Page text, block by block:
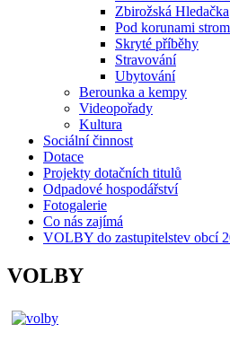
Zbirožská Hledačka
Pod korunami
Skryté příběhy
Stravování
Ubytování
Berounka a kempy
Videopořady
Kultura
Sociální činnost
Dotace
Projekty dotačních titulů
Odpadové hospodářství
Fotogalerie
Co nás zajímá
VOLBY do zastupitelstev obcí
VOLBY